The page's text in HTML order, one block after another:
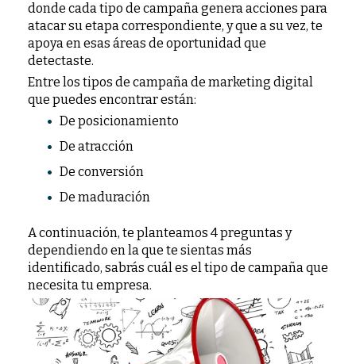
donde cada tipo de campaña genera acciones para
atacar su etapa correspondiente, y que a su vez, te
apoya en esas áreas de oportunidad que
detectaste.
Entre los tipos de campaña de marketing digital
que puedes encontrar están:
De posicionamiento
De atracción
De conversión
De maduración
A continuación, te planteamos 4 preguntas y
dependiendo en la que te sientas más
identificado, sabrás cuál es el tipo de campaña que
necesita tu empresa.